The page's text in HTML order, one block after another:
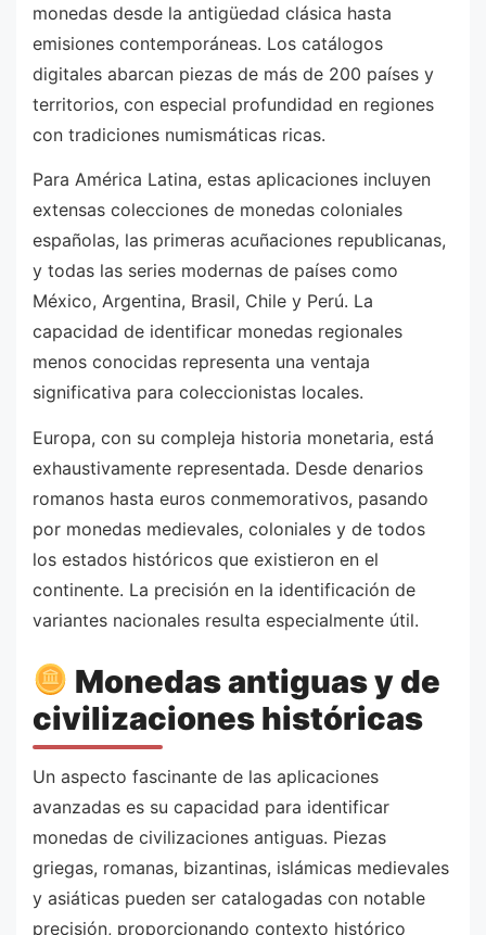
monedas desde la antigüedad clásica hasta
emisiones contemporáneas. Los catálogos
digitales abarcan piezas de más de 200 países y
territorios, con especial profundidad en regiones
con tradiciones numismáticas ricas.
Para América Latina, estas aplicaciones incluyen
extensas colecciones de monedas coloniales
españolas, las primeras acuñaciones republicanas,
y todas las series modernas de países como
México, Argentina, Brasil, Chile y Perú. La
capacidad de identificar monedas regionales
menos conocidas representa una ventaja
significativa para coleccionistas locales.
Europa, con su compleja historia monetaria, está
exhaustivamente representada. Desde denarios
romanos hasta euros conmemorativos, pasando
por monedas medievales, coloniales y de todos
los estados históricos que existieron en el
continente. La precisión en la identificación de
variantes nacionales resulta especialmente útil.
Monedas antiguas y de
civilizaciones históricas
Un aspecto fascinante de las aplicaciones
avanzadas es su capacidad para identificar
monedas de civilizaciones antiguas. Piezas
griegas, romanas, bizantinas, islámicas medievales
y asiáticas pueden ser catalogadas con notable
precisión, proporcionando contexto histórico